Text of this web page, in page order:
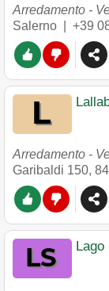
Arredamento -
Salerno
+39
Arredamento -
Garibaldi 150,
Lago